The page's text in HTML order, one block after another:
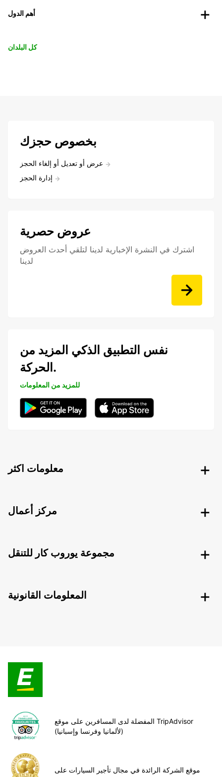
أهم الدول
كل البلدان
بخصوص حجزك
عرض أو تعديل أو إلغاء الحجز
إدارة الحجز
عروض حصرية
اشترك في النشرة الإخبارية لدينا لتلقي أحدث العروض
لدينا
نفس التطبيق الذكي المزيد من
الحركة.
للمزيد من المعلومات
معلومات اكثر
مركز أعمال
مجموعة يوروب كار للتنقل
المعلومات القانونية
المفضلة لدى المسافرين على موقع TripAdvisor
(لألمانيا وفرنسا وإسبانيا)
موقع الشركة الرائدة في مجال تأجير السيارات على